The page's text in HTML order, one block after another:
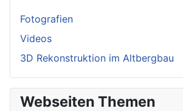
Fotografien
Videos
3D Rekonstruktion im Altbergbau
Webseiten Themen